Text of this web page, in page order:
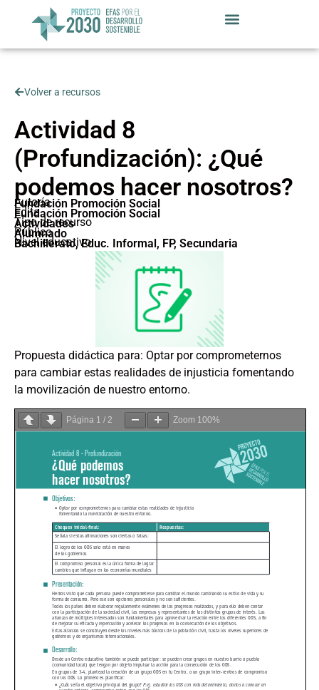
Volver a recursos
Actividad 8
(Profundización): ¿Qué
podemos hacer nosotros?
Autoría
Fundación Promoción Social
Edita
Fundación Promoción Social
Tipo de recurso
Actividades
Público
Alumnado
Nivel educativo
Bachillerato,Educ. Informal, FP, Secundaria
Propuesta didáctica para: Optar por comprometernos
para cambiar estas realidades de injusticia fomentando
la movilización de nuestro entorno.
Página 1 / 2 Zoom 100%